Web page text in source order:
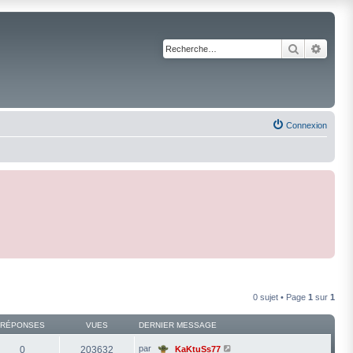
Rechercher
Connexion
0 sujet • Page 1 sur 1
RÉPONSES VUES DERNIER MESSAGE
0 203632 par
KaKtuSs77